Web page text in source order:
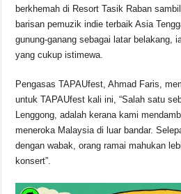
berkhemah di Resort Tasik Raban
barisan pemuzik indie terbaik Asia
gunung-ganang sebagai latar belakang,
yang cukup istimewa.
Pengasas TAPAUfest, Ahmad Faris,
untuk TAPAUfest kali ini, “Salah satu
Lenggong, adalah kerana kami
meneroka Malaysia di luar bandar.
dengan wabak, orang ramai mahukan
konsert”.